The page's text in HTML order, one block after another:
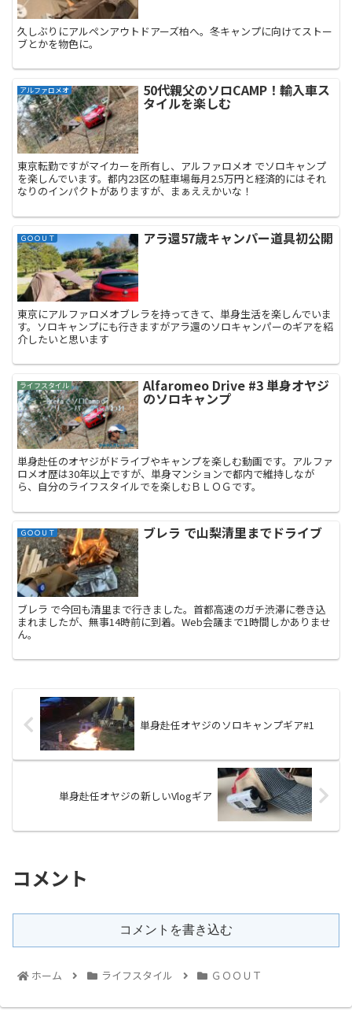
久しぶりにアルペンアウトドアーズ柏へ。冬キャンプに向けてストー
ブとかを物色に。
アルファロメオ 50代親父のソロCAMP！輸入車ス
タイルを楽しむ
東京転勤ですがマイカーを所有し、アルファロメオ でソロキャンプ
を楽しんでいます。都内23区の駐車場毎月2.5万円と経済的にはそれ
なりのインパクトがありますが、まぁええかいな！
ＧＯＯＵＴ アラ還57歳キャンパー道具初公開
東京にアルファロメオブレラを持ってきて、単身生活を楽しんでいま
す。ソロキャンプにも行きますがアラ還のソロキャンパーのギアを紹
介したいと思います
ライフスタイル Alfaromeo Drive #3 単身オヤジ
のソロキャンプ
単身赴任のオヤジがドライブやキャンプを楽しむ動画です。アルファ
ロメオ歴は30年以上ですが、単身マンションで都内で維持しなが
ら、自分のライフスタイルでを楽しむＢＬＯＧです。
ＧＯＯＵＴ ブレラ で山梨清里までドライブ
ブレラ で今回も清里まで行きました。首都高速のガチ渋滞に巻き込
まれましたが、無事14時前に到着。Web会議まで1時間しかありませ
ん。
単身赴任オヤジのソロキャンプギア#1
単身赴任オヤジの新しいVlogギア
コメント
コメントを書き込む
ホーム ライフスタイル ＧＯＯＵＴ